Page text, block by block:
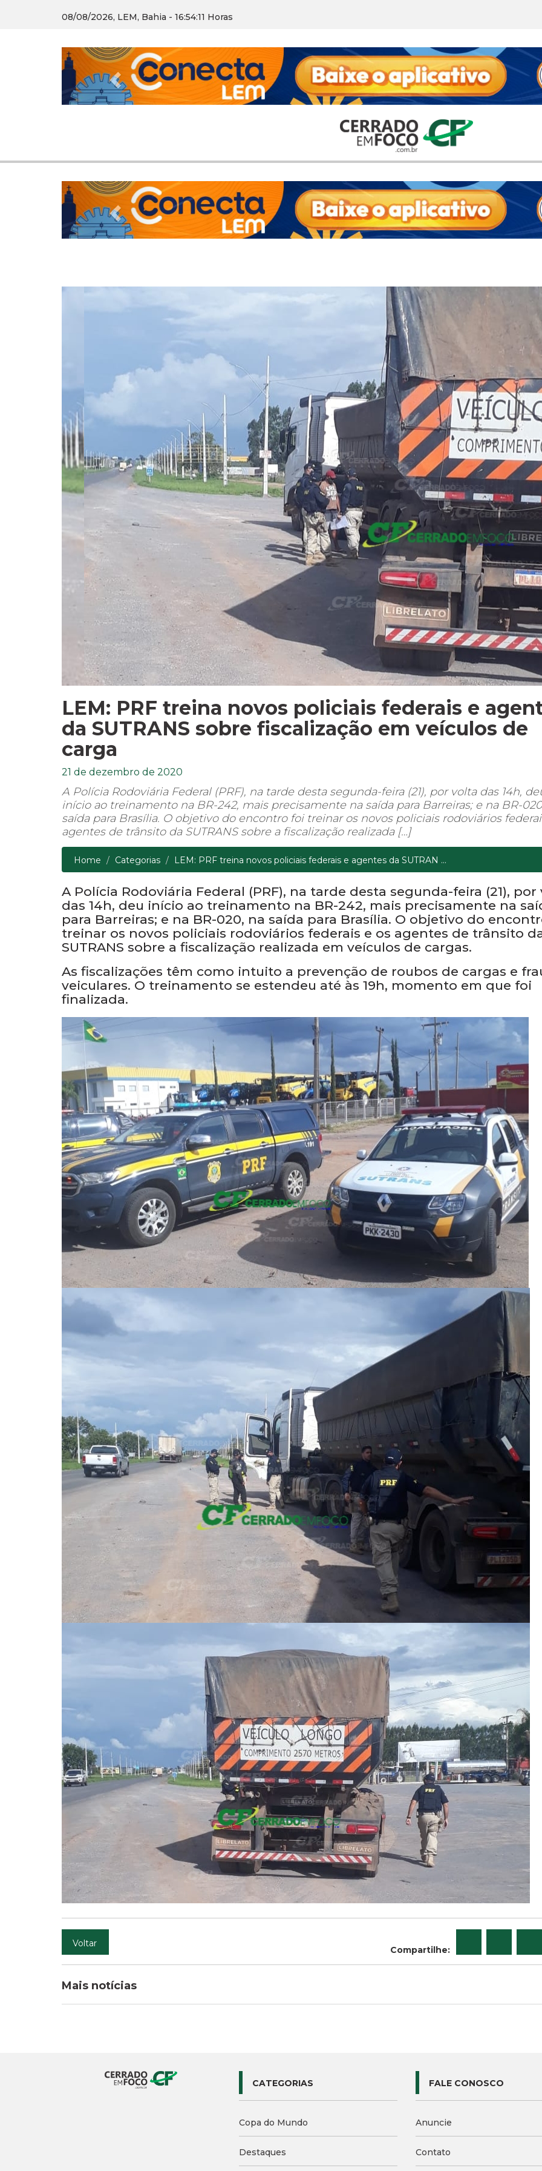
08/08/2026, LEM, Bahia - 16:54:13 Horas
Previous
Previous
LEM: PRF treina novos policiais federais e
da SUTRANS sobre fiscalização em veículos de
carga
21 de dezembro de 2020
A Polícia Rodoviária Federal (PRF), na tarde desta segunda-feira (21), por volta das 14h,
início ao treinamento na BR-242, mais precisamente na saída para Barreiras; e na BR-
saída para Brasília. O objetivo do encontro foi treinar os novos policiais rodoviários
agentes de trânsito da SUTRANS sobre a fiscalização realizada […]
Home Categorias LEM: PRF treina novos policiais federais e agentes da SUTRAN ...
A Polícia Rodoviária Federal (PRF), na tarde desta segunda-feira (21), por
para Barreiras; e na BR-020, na saída para Brasília. O objetivo do
treinar os novos policiais rodoviários federais e os agentes de trânsito
SUTRANS sobre a fiscalização realizada em veículos de cargas.
As fiscalizações têm como intuito a prevenção de roubos de cargas e
veiculares. O treinamento se estendeu até às 19h, momento em que foi
finalizada.
Compartilhe:
CATEGORIAS FALE CONOSCO